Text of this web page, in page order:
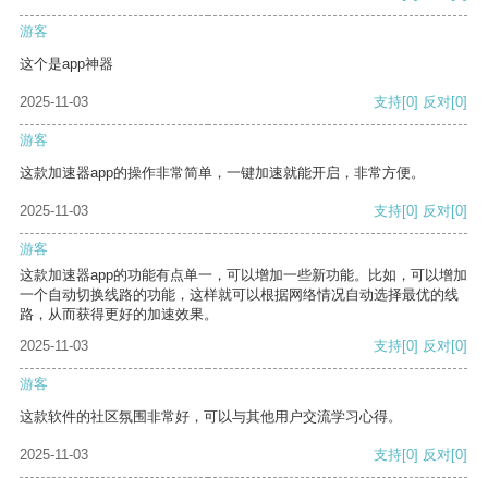
游客
这个是app神器
2025-11-03 支持[0] 反对[0]
游客
这款加速器app的操作非常简单，一键加速就能开启，非常方便。
2025-11-03 支持[0] 反对[0]
游客
这款加速器app的功能有点单一，可以增加一些新功能。比如，可以增加
一个自动切换线路的功能，这样就可以根据网络情况自动选择最优的线
路，从而获得更好的加速效果。
2025-11-03
支持[0] 反对[0]
游客
这款软件的社区氛围非常好，可以与其他用户交流学习心得。
2025-11-03 支持[0] 反对[0]